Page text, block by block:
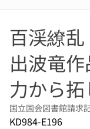
百渓繚
出波竜
力から
国立国会図書館請求
KD984-E196